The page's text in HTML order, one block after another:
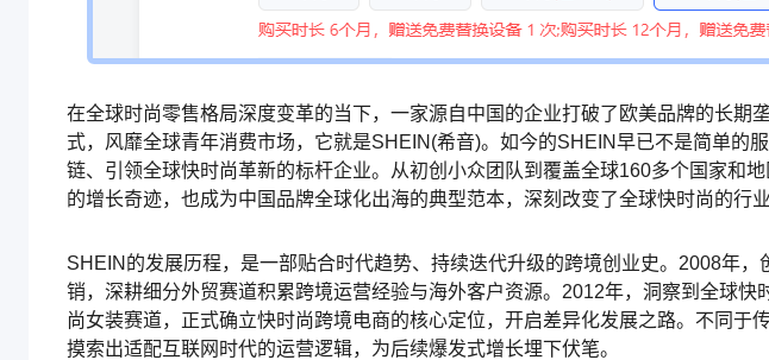
在全球时尚零售格局深度变革的当下，一家源自中国的企业打破了欧美品牌的长期
式，风靡全球青年消费市场，它就是SHEIN(希音)。如今的SHEIN早已不是简单的
链、引领全球快时尚革新的标杆企业。从初创小众团队到覆盖全球160多个国家和
的增长奇迹，也成为中国品牌全球化出海的典型范本，深刻改变了全球快时尚的行
SHEIN的发展历程，是一部贴合时代趋势、持续迭代升级的跨境创业史。2008年
销，深耕细分外贸赛道积累跨境运营经验与海外客户资源。2012年，洞察到全球
尚女装赛道，正式确立快时尚跨境电商的核心定位，开启差异化发展之路。不同于
摸索出适配互联网时代的运营逻辑，为后续爆发式增长埋下伏笔。